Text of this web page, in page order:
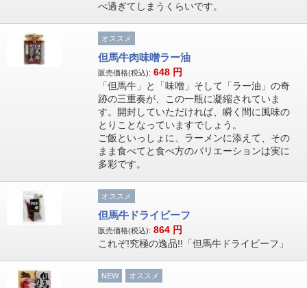
べ過ぎてしまうくらいです。
オススメ
但馬牛肉味噌ラー油
販売価格(税込): 648 円
「但馬牛」と「味噌」そして「ラー油」の奇
跡の三重奏が、この一瓶に凝縮されていま
す。開封していただければ、瞬く間に風味の
とりことなっていますでしょう。
ご飯といっしょに、ラーメンに添えて、その
まま食べてと食べ方のバリエーションは実に
多彩です。
オススメ
但馬牛ドライビーフ
販売価格(税込): 864 円
これぞ!究極の逸品!!「但馬牛ドライビーフ」
NEW オススメ